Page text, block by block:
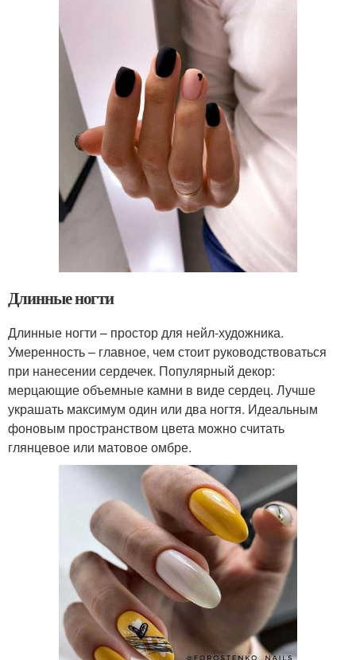
Длинные ногти
Длинные ногти – простор для нейл-художника.
Умеренность – главное, чем стоит руководствоваться
при нанесении сердечек. Популярный декор:
мерцающие объемные камни в виде сердец. Лучше
украшать максимум один или два ногтя. Идеальным
фоновым пространством цвета можно считать
глянцевое или матовое омбре.